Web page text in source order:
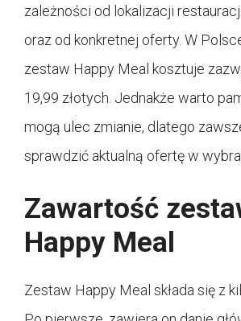
zależności od lokalizacji
oraz od konkretnej oferty. W
zestaw Happy Meal kosztuje
19,99 złotych. Jednakże warto
mogą ulec zmianie, dlatego
sprawdzić aktualną ofertę w
Zawartość
Happy Meal
Zestaw Happy Meal składa się z